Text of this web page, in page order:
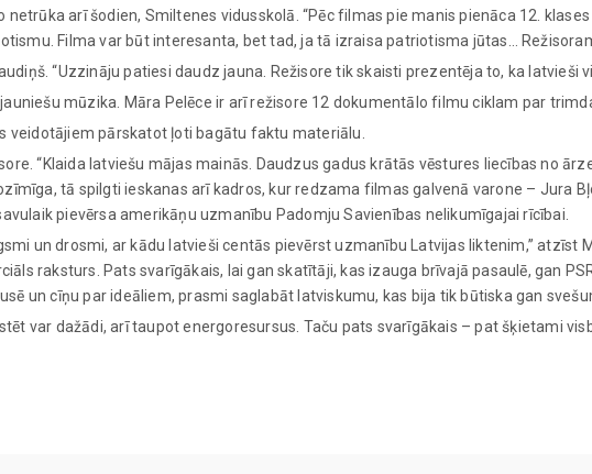
arī šodien, Smiltenes vidusskolā. “Pēc filmas pie manis pienāca 12.
Filma var būt interesanta, bet tad, ja tā izraisa patriotisma jūtas…
“Uzzināju patiesi daudz jauna. Režisore tik skaisti prezentēja to, ka latvieši
mūzika. Māra Pelēce ir arī režisore 12 dokumentālo filmu ciklam par
veidotājiem pārskatot ļoti bagātu faktu materiālu.
“Klaida latviešu mājas mainās. Daudzus gadus krātās vēstures liecības no
tā spilgti ieskanas arī kadros, kur redzama filmas galvenā varone – Jura
pievērsa amerikāņu uzmanību Padomju Savienības nelikumīgajai rīcībai.
un drosmi, ar kādu latvieši centās pievērst uzmanību Latvijas liktenim,” atzīst
raksturs. Pats svarīgākais, lai gan skatītāji, kas izauga brīvajā pasaulē, gan
un cīņu par ideāliem, prasmi saglabāt latviskumu, kas bija tik būtiska gan
var dažādi, arī taupot energoresursus. Taču pats svarīgākais – pat šķietami